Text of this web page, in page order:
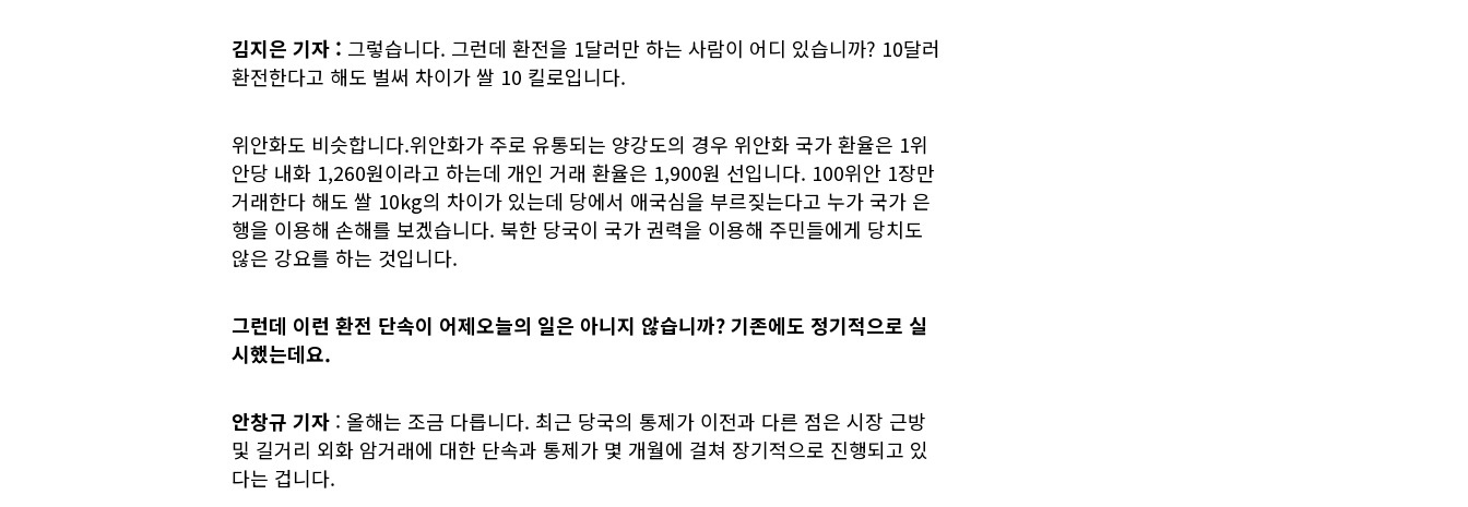
김지은 기자 : 그렇습니다. 그런데 환전을 1달러만 하는 사람이 어디 있습니까? 10달러
환전한다고 해도 벌써 차이가 쌀 10 킬로입니다.
위안화도 비슷합니다.위안화가 주로 유통되는 양강도의 경우 위안화 국가 환율은 1위
안당 내화 1,260원이라고 하는데 개인 거래 환율은 1,900원 선입니다. 100위안 1장만
거래한다 해도 쌀 10kg의 차이가 있는데 당에서 애국심을 부르짖는다고 누가 국가 은
행을 이용해 손해를 보겠습니다. 북한 당국이 국가 권력을 이용해 주민들에게 당치도
않은 강요를 하는 것입니다.
그런데 이런 환전 단속이 어제오늘의 일은 아니지 않습니까? 기존에도 정기적으로 실
시했는데요.
안창규 기자 : 올해는 조금 다릅니다. 최근 당국의 통제가 이전과 다른 점은 시장 근방
및 길거리 외화 암거래에 대한 단속과 통제가 몇 개월에 걸쳐 장기적으로 진행되고 있
다는 겁니다.